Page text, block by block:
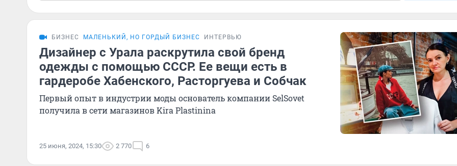
БИЗНЕС МАЛЕНЬКИЙ, НО ГОРДЫЙ БИЗНЕС ИНТЕРВЬЮ
Дизайнер с Урала раскрутила свой бренд
одежды с помощью СССР. Ее вещи есть в
гардеробе Хабенского, Расторгуева и Собчак
Первый опыт в индустрии моды основатель компании SelSovet
получила в сети магазинов Kira Plastinina
25 июня, 2024, 15:30 2 770 6